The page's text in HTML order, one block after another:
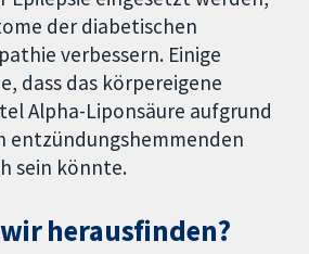
der diabetischen
verbessern. Einige
dass das körpereigene
Alpha-Liponsäure aufgrund
entzündungshemmenden
sein könnte.
herausfinden?